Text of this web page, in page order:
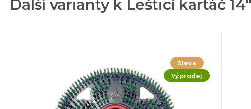
Další varianty k Lešticí kartáč 14"
Sleva
Výprodej